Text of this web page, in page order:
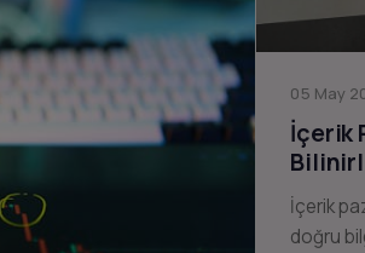
05 May
İçerik
İçerik
doğru